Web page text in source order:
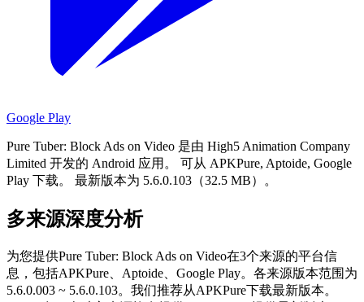
Google Play
Pure Tuber: Block Ads on Video 是由 High5 Animation Company
Limited 开发的 Android 应用。
可从 APKPure, Aptoide, Google
Play 下载。
最新版本为 5.6.0.103（32.5 MB）。
多来源深度分析
为您提供Pure Tuber: Block Ads on Video在3个来源的平台信
息，包括APKPure、Aptoide、Google Play。各来源版本范围为
5.6.0.003 ~ 5.6.0.103。我们推荐从APKPure下载最新版本。